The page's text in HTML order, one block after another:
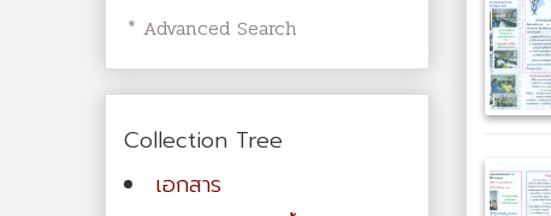
* Advanced Search
Collection Tree
เอกสาร